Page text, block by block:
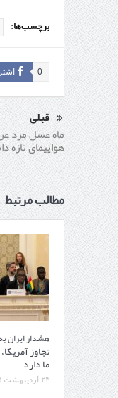
برچسب‌ها:
0
قبلی
ماه عسل مرد
هواپیمای تازه
مطالب مرتبط
هشدار ایران
تجاوز
ما دارد
۲۴ اردیبهشت ۱۴۰۵